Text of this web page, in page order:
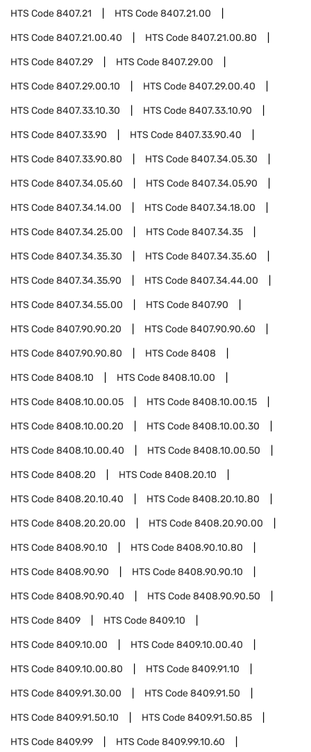
HTS Code8407.21 HTS Code8407.21.00
HTS Code8407.21.00.40 HTS Code8407.21.00.80
HTS Code8407.29 HTS Code8407.29.00
HTS Code8407.29.00.10 HTS Code8407.29.00.40
HTS Code8407.33.10.30 HTS Code8407.33.10.90
HTS Code8407.33.90 HTS Code8407.33.90.40
HTS Code8407.33.90.80 HTS Code8407.34.05.30
HTS Code8407.34.05.60 HTS Code8407.34.05.90
HTS Code8407.34.14.00 HTS Code8407.34.18.00
HTS Code8407.34.25.00 HTS Code8407.34.35
HTS Code8407.34.35.30 HTS Code8407.34.35.60
HTS Code8407.34.35.90 HTS Code8407.34.44.00
HTS Code8407.34.55.00 HTS Code8407.90
HTS Code8407.90.90.20 HTS Code8407.90.90.60
HTS Code8407.90.90.80 HTS Code8408
HTS Code8408.10 HTS Code8408.10.00
HTS Code8408.10.00.05 HTS Code8408.10.00.15
HTS Code8408.10.00.20 HTS Code8408.10.00.30
HTS Code8408.10.00.40 HTS Code8408.10.00.50
HTS Code8408.20 HTS Code8408.20.10
HTS Code8408.20.10.40 HTS Code8408.20.10.80
HTS Code8408.20.20.00 HTS Code8408.20.90.00
HTS Code8408.90.10 HTS Code8408.90.10.80
HTS Code8408.90.90 HTS Code8408.90.90.10
HTS Code8408.90.90.40 HTS Code8408.90.90.50
HTS Code8409 HTS Code8409.10
HTS Code8409.10.00 HTS Code8409.10.00.40
HTS Code8409.10.00.80 HTS Code8409.91.10
HTS Code8409.91.30.00 HTS Code8409.91.50
HTS Code8409.91.50.10 HTS Code8409.91.50.85
HTS Code8409.99 HTS Code8409.99.10.60